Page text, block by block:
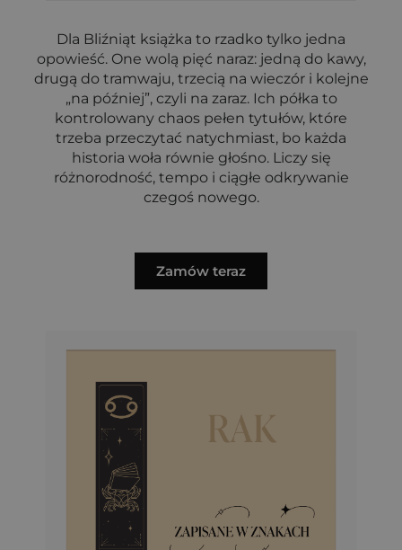
Dla Bliźniąt książka to rzadko tylko jedna
opowieść. One wolą pięć naraz: jedną do kawy,
drugą do tramwaju, trzecią na wieczór i kolejne
„na później”, czyli na zaraz. Ich półka to
kontrolowany chaos pełen tytułów, które
trzeba przeczytać natychmiast, bo każda
historia woła równie głośno. Liczy się
różnorodność, tempo i ciągłe odkrywanie
czegoś nowego.
Zamów teraz